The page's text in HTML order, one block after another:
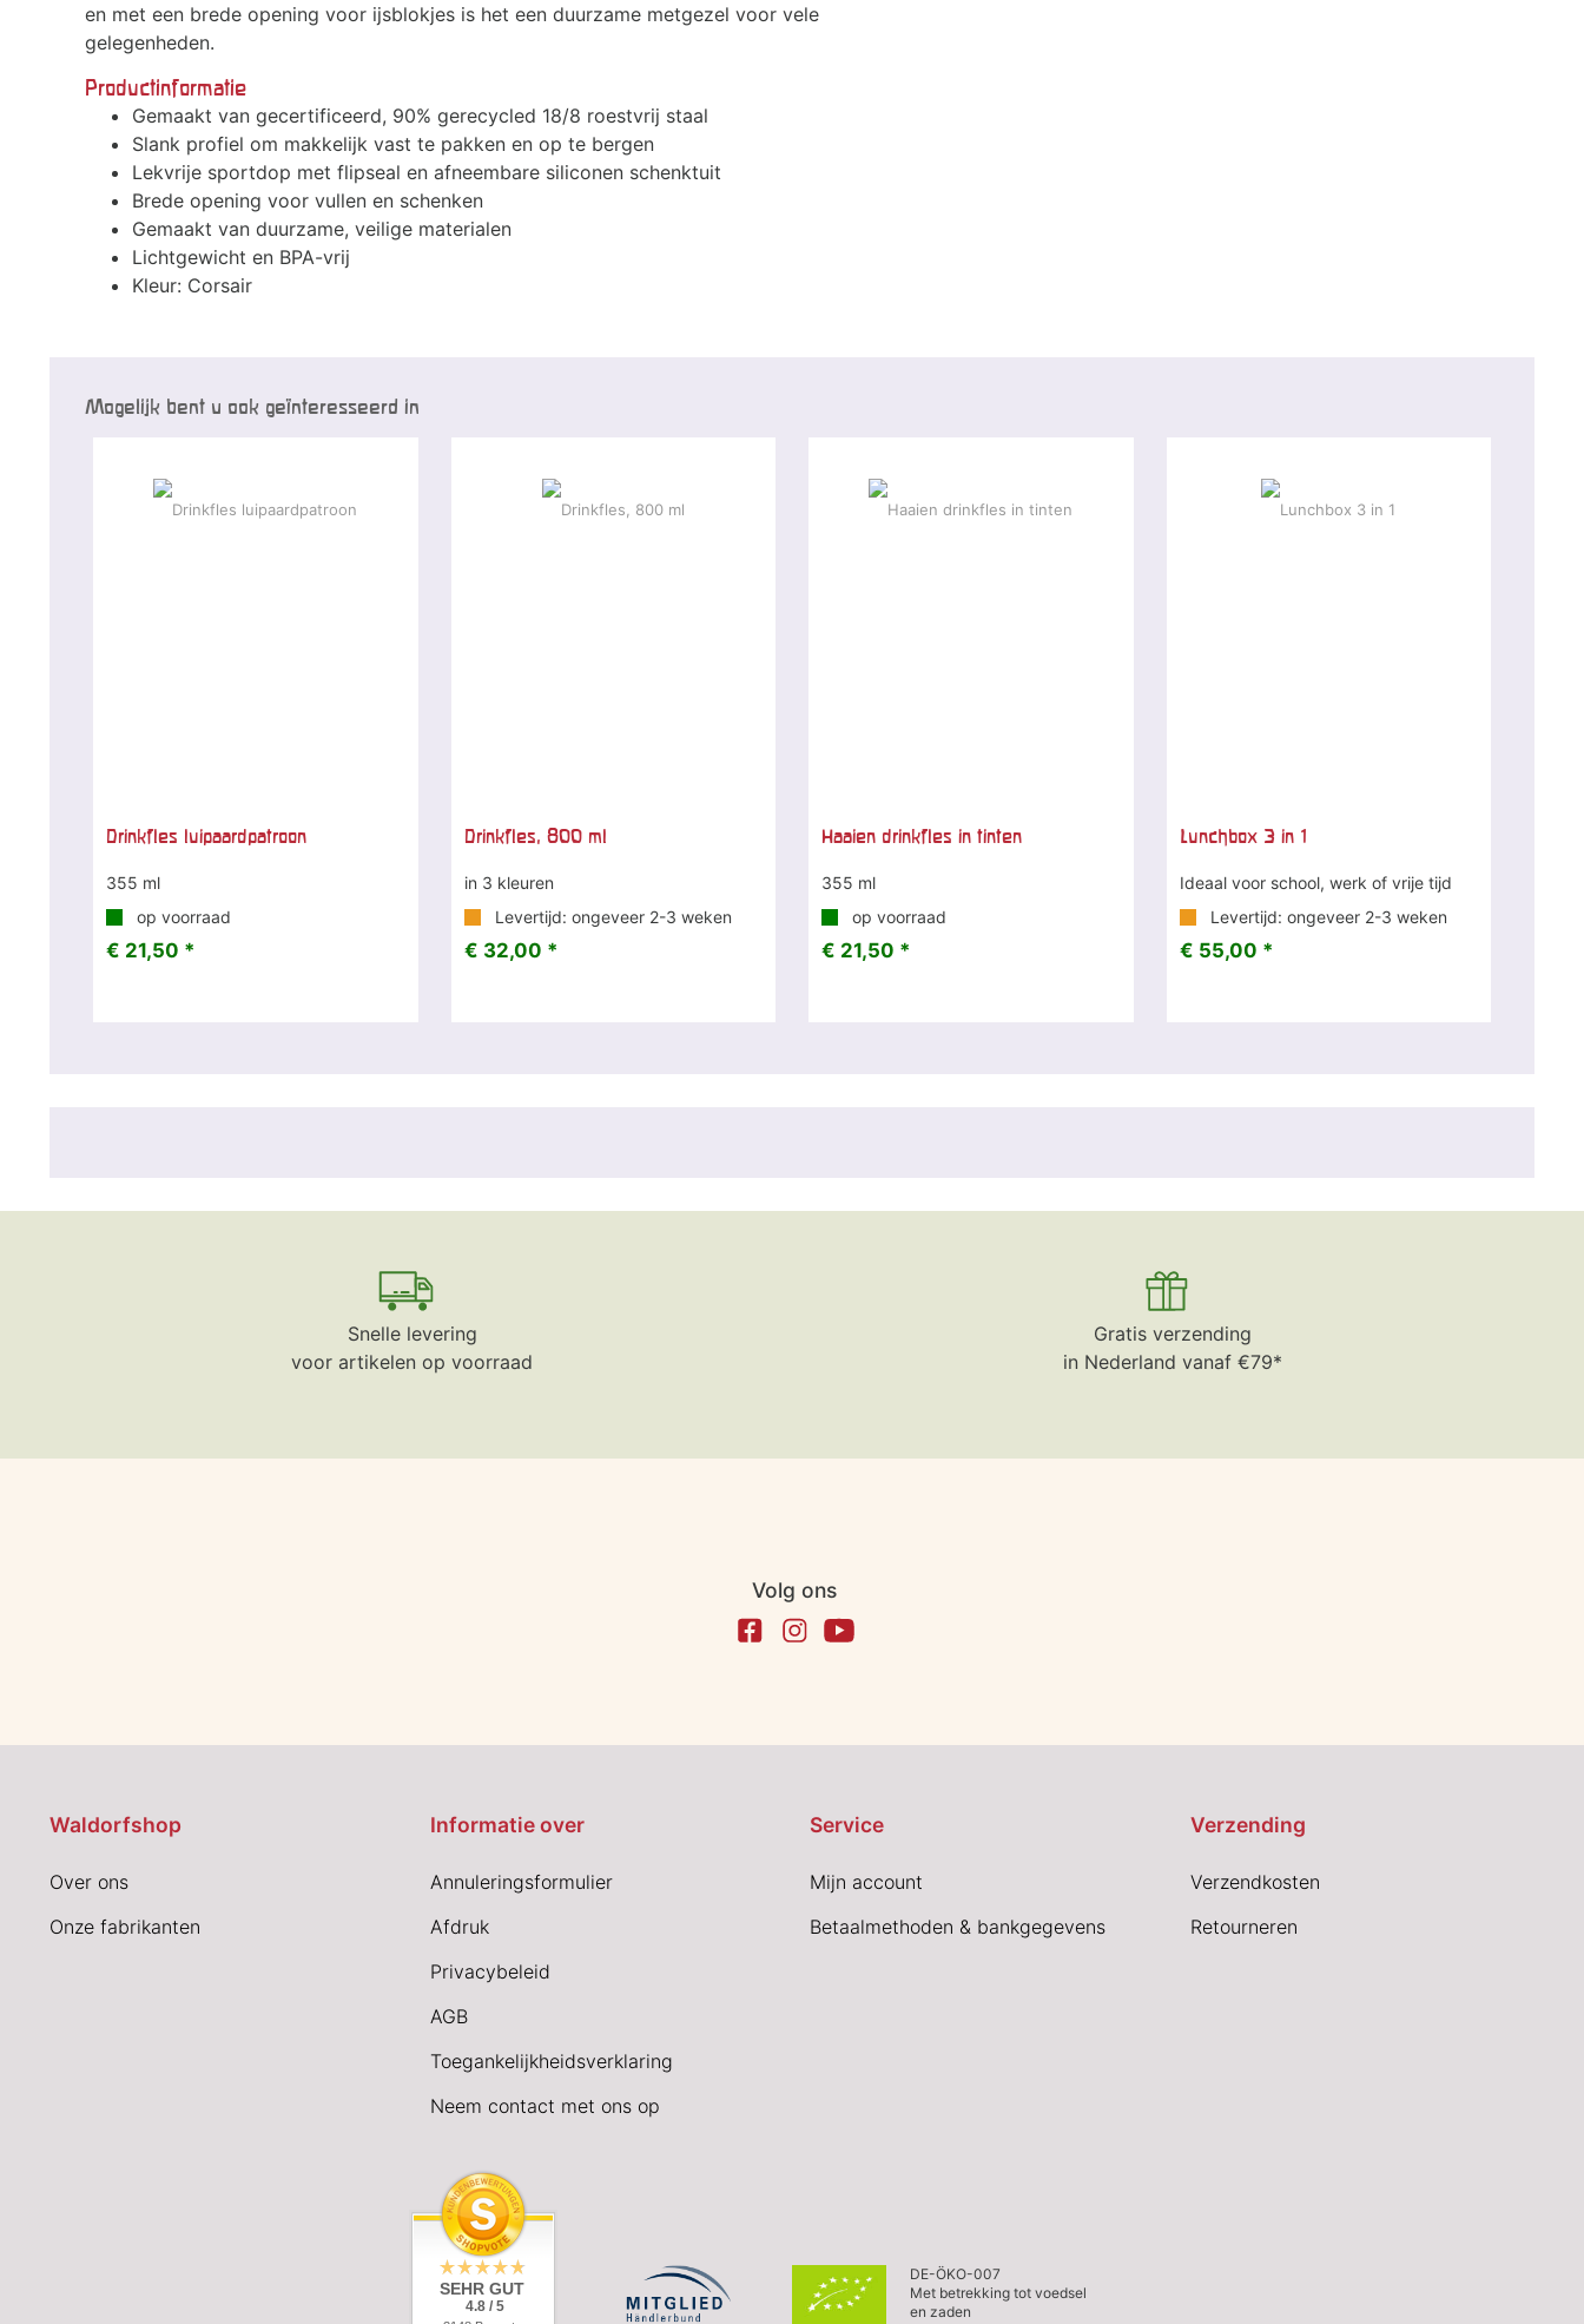
en met een brede opening voor ijsblokjes is het een duurzame metgezel voor vele
gelegenheden.
Productinformatie
Gemaakt van gecertificeerd, 90% gerecycled 18/8 roestvrij staal
Slank profiel om makkelijk vast te pakken en op te bergen
Lekvrije sportdop met flipseal en afneembare siliconen schenktuit
Brede opening voor vullen en schenken
Gemaakt van duurzame, veilige materialen
Lichtgewicht en BPA-vrij
Kleur: Corsair
Mogelijk bent u ook geïnteresseerd in
Drinkfles luipaardpatroon
355 ml
op voorraad
€ 21,50 *
Drinkfles, 800 ml
in 3 kleuren
Levertijd: ongeveer 2-3 weken
€ 32,00 *
Haaien drinkfles in tinten
355 ml
op voorraad
€ 21,50 *
Lunchbox 3 in 1
Ideaal voor school, werk of vrije tijd
Levertijd: ongeveer 2-3 weken
€ 55,00 *
Snelle levering
voor artikelen op voorraad
Gratis verzending
in Nederland vanaf €79*
Volg ons
Waldorfshop
Over ons
Onze fabrikanten
Informatie over
Annuleringsformulier
Afdruk
Privacybeleid
AGB
Toegankelijkheidsverklaring
Neem contact met ons op
Service
Mijn account
Betaalmethoden & bankgegevens
Verzending
Verzendkosten
Retourneren
SEHR GUT
4.8 / 5
DE-ÖKO-007
Met betrekking tot voedsel
en zaden